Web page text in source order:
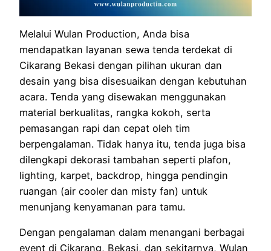
Melalui Wulan Production, Anda bisa
mendapatkan layanan sewa tenda terdekat di
Cikarang Bekasi dengan pilihan ukuran dan
desain yang bisa disesuaikan dengan kebutuhan
acara. Tenda yang disewakan menggunakan
material berkualitas, rangka kokoh, serta
pemasangan rapi dan cepat oleh tim
berpengalaman. Tidak hanya itu, tenda juga bisa
dilengkapi dekorasi tambahan seperti plafon,
lighting, karpet, backdrop, hingga pendingin
ruangan (air cooler dan misty fan) untuk
menunjang kenyamanan para tamu.
Dengan pengalaman dalam menangani berbagai
event di Cikarang, Bekasi, dan sekitarnya, Wulan